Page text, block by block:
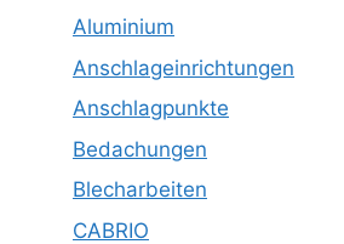
Aluminium
Anschlageinrichtungen
Anschlagpunkte
Bedachungen
Blecharbeiten
CABRIO